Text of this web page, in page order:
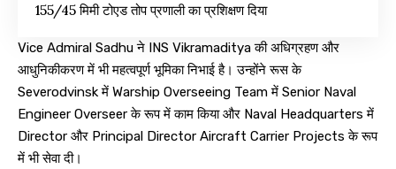
155/45 मिमी टोएड तोप प्रणाली का प्रशिक्षण दिया
Vice Admiral Sadhu ने INS Vikramaditya की अधिग्रहण और
आधुनिकीकरण में भी महत्वपूर्ण भूमिका निभाई है। उन्होंने रूस के
Severodvinsk में Warship Overseeing Team में Senior Naval
Engineer Overseer के रूप में काम किया और Naval Headquarters में
Director और Principal Director Aircraft Carrier Projects के रूप
में भी सेवा दी।